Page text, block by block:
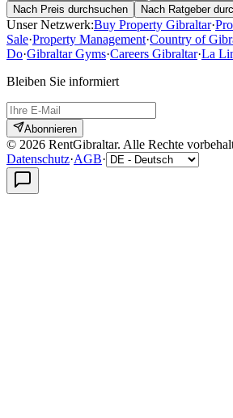
Nach Preis durchsuchen
Nach Ratgeber
Unser Netzwerk:Buy Property Gibraltar·
Sale·Property Management·Country of
Do·Gibraltar Gyms·Careers Gibraltar·La
Bleiben Sie informiert
Abonnieren
© 2026 RentGibraltar. Alle Rechte
Datenschutz·AGB·